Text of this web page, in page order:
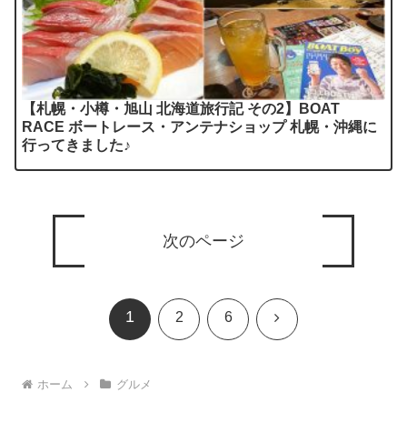
【札幌・小樽・旭山 北海道旅行記 その2】BOAT
RACE ボートレース・アンテナショップ 札幌・沖縄に
行ってきました♪
次のページ
1 2 6 次
ホーム グルメ